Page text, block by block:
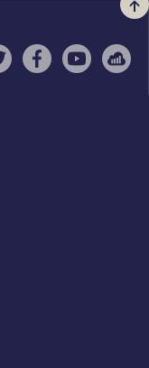
a
Facebook
YouTube